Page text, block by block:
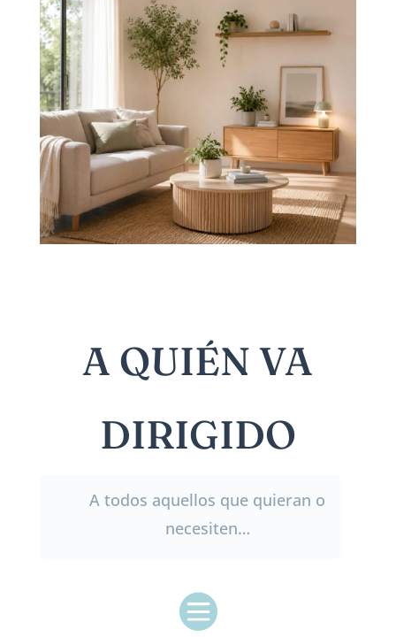
A QUIÉN VA
DIRIGIDO
A todos aquellos que quieran o
necesiten…
